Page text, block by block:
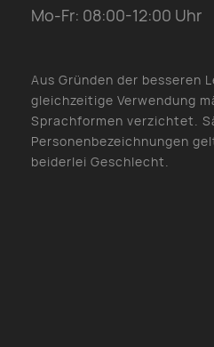
Mo-Fr: 08:00-12:00 Uhr
Aus Gründen der besseren
gleichzeitige Verwendung
Sprachformen verzichtet.
Personenbezeichnungen
beiderlei Geschlecht.